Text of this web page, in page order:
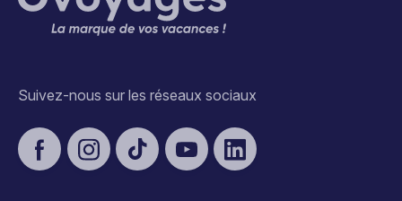
Suivez-nous sur les réseaux sociaux